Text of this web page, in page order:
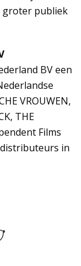
groter publiek
BV een
VROUWEN,
THE
Films
in